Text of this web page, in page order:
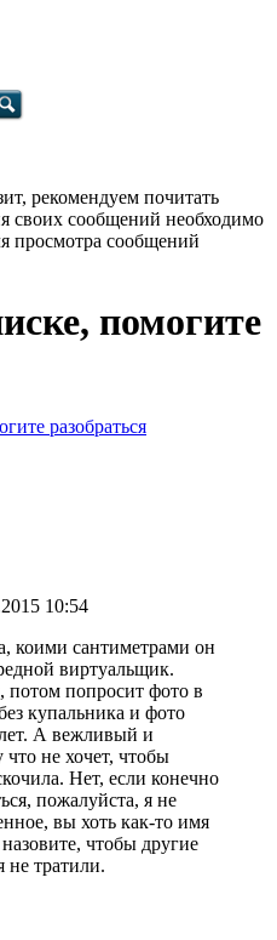
рекомендуем почитать
своих сообщений необходимо
просмотра сообщений
помогите
разобраться
10:54
коими сантиметрами он
виртуальщик.
потом попросит фото в
купальника и фото
А вежливый и
что не хочет, чтобы
Нет, если конечно
пожалуйста, я не
вы хоть как-то имя
чтобы другие
не тратили.